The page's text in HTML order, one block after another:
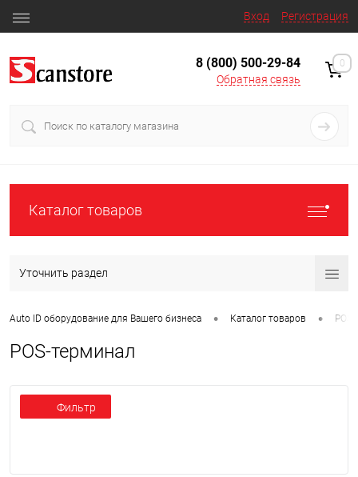
Вход Регистрация
8 (800) 500-29-84
Обратная связь
0
Каталог товаров
Уточнить раздел
Auto ID оборудование для Вашего бизнеса • Каталог товаров • POS
POS-терминал
Фильтр